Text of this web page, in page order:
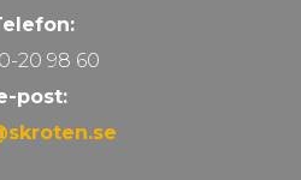
20 98 60
post: